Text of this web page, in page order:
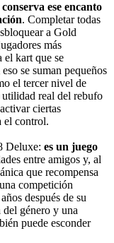
ese encanto
. Completar todas
a Gold
más
el kart que se
se suman pequeños
el tercer nivel de
real del rebufo
ciertas
el control.
Deluxe: es un juego
entre amigos y, al
que recompensa
competición
después de su
del género y una
puede esconder